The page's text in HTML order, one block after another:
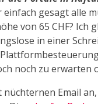
gesagt alle
von 65 CHF? Ich
in einer
noch zu erwarten
Email